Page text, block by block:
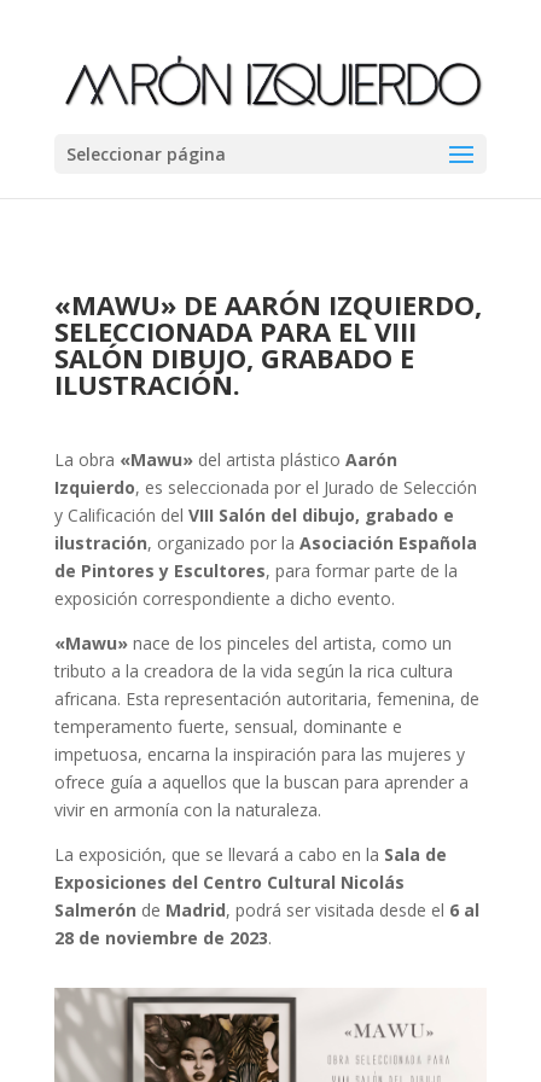
Seleccionar página
«MAWU» DE AARÓN IZQUIERDO,
SELECCIONADA PARA EL VIII
SALÓN DIBUJO, GRABADO E
ILUSTRACIÓN.
La obra «Mawu»del artista plástico Aarón
Izquierdo, es seleccionada por el Jurado de Selección
y Calificación del VIII Salón del dibujo, grabado e
ilustración, organizado por la Asociación Española
de Pintores y Escultores, para formar parte de la
exposición correspondiente a dicho evento.
«Mawu»nace de los pinceles del artista, como un
tributo a la creadora de la vida según la rica cultura
africana. Esta representación autoritaria, femenina, de
temperamento fuerte, sensual, dominante e
impetuosa, encarna la inspiración para las mujeres y
ofrece guía a aquellos que la buscan para aprender a
vivir en armonía con la naturaleza.
La exposición, que se llevará a cabo en la Sala de
Exposiciones del Centro Cultural Nicolás
Salmerón de Madrid, podrá ser visitada desde el 6 al
28 de noviembre de 2023.